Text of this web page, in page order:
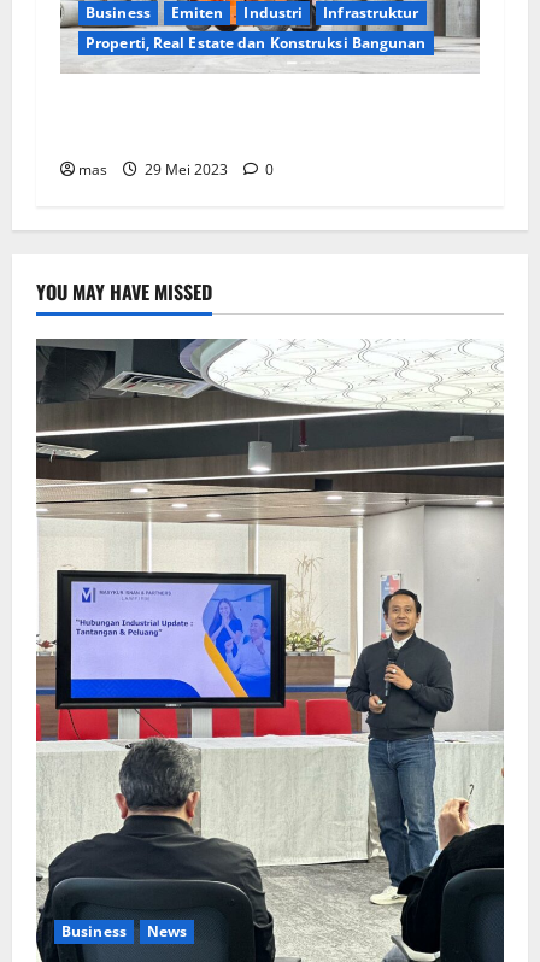
Business Emiten Industri
Infrastruktur
Properti, Real Estate dan Konstruksi Bangunan
mas 29 Mei 2023 0
YOU MAY HAVE MISSED
Business News